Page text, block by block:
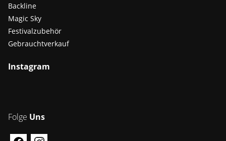
Backline
Magic Sky
Festivalzubehör
Gebrauchtverkauf
Instagram
Folge Uns